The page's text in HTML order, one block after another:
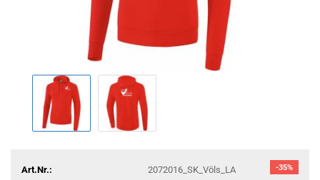
-35%
Art.Nr.:
2072016_SK_Völs_LA